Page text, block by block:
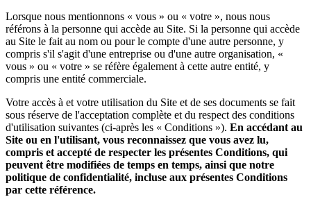
Lorsque nous mentionnons « vous » ou « votre », nous nous
référons à la personne qui accède au Site. Si la personne qui accède
au Site le fait au nom ou pour le compte d'une autre personne, y
compris s'il s'agit d'une entreprise ou d'une autre organisation, «
vous » ou « votre » se réfère également à cette autre entité, y
compris une entité commerciale.
Votre accès à et votre utilisation du Site et de ses documents se fait
sous réserve de l'acceptation complète et du respect des conditions
d'utilisation suivantes (ci-après les « Conditions »). En accédant au
Site ou en l'utilisant, vous reconnaissez que vous avez lu,
compris et accepté de respecter les présentes Conditions, qui
peuvent être modifiées de temps en temps, ainsi que notre
politique de confidentialité, incluse aux présentes Conditions
par cette référence.